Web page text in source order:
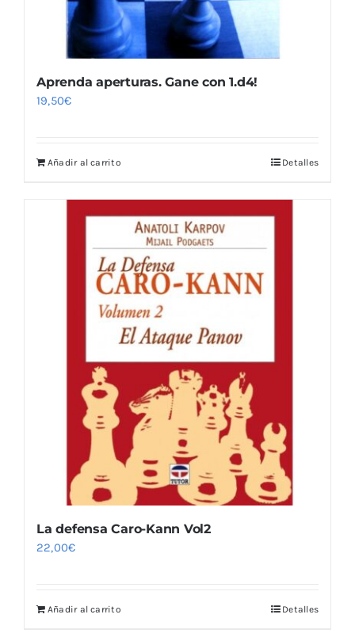
Aprenda aperturas. Gane con 1.d4!
19,50€
Añadir al carrito Detalles
La defensa Caro-Kann Vol2
22,00€
Añadir al carrito Detalles